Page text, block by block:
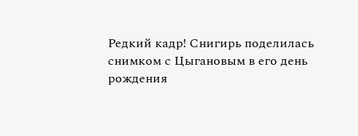
Редкий кадр! Снигирь поделилась
снимком с Цыгановым в его день
рождения